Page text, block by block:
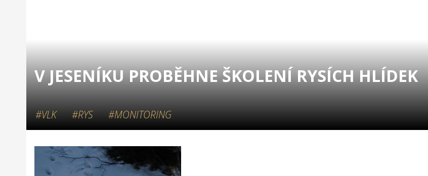
V JESENÍKU PROBĚHNE ŠKOLENÍ RYSÍCH HLÍDEK
#VLK #RYS #MONITORING